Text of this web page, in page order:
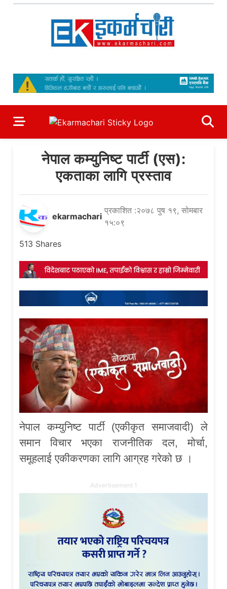
Skip
नेपाल कम्युनिष्ट पार्टी (एस):
एकताका लागि प्रस्ताव
ekarmachari
प्रकाशित :२०७८ पुष १९, सोमबार
१५:०९
513 Shares
नेपाल कम्युनिष्ट पार्टी (एकीकृत समाजवादी) ले
समान विचार भएका राजनीतिक दल, मोर्चा,
समूहलाई एकीकरणका लागि आग्रह गरेको छ ।
Advertisement 1